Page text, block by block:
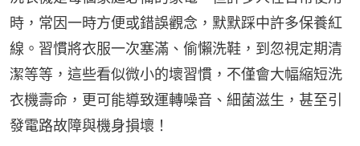
時，常因一時方便或錯誤觀念，默默踩中許多保養紅
線。習慣將衣服一次塞滿、偷懶洗鞋，到忽視定期清
潔等等，這些看似微小的壞習慣，不僅會大幅縮短洗
衣機壽命，更可能導致運轉噪音、細菌滋生，甚至引
發電路故障與機身損壞！